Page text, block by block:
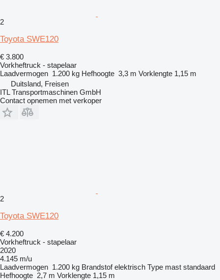
2
Toyota SWE120
€ 3.800
Vorkheftruck - stapelaar
Laadvermogen 1.200 kg Hefhoogte 3,3 m Vorklengte 1,15 m
Duitsland, Freisen
ITL Transportmaschinen GmbH
Contact opnemen met verkoper
2
Toyota SWE120
€ 4.200
Vorkheftruck - stapelaar
2020
4.145 m/u
Laadvermogen 1.200 kg Brandstof elektrisch Type mast standaard
Hefhoogte 2,7 m Vorklengte 1,15 m